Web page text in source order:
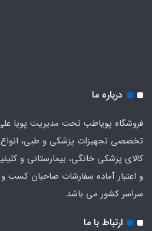
درباره ما
فروشگاه پویاطب تحت مدیریت پویا
تخصصی تجهیزات پزشکی و طبی،
و اعتبار آماده سفارشات صاحبان کسب و
سراسر کشور می باشد.
ارتباط با ما